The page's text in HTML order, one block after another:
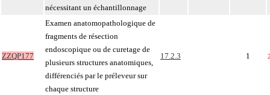
nécessitant un échantillonnage
ZZQP177
Examen anatomopathologique de
fragments de résection
endoscopique ou de curetage de
plusieurs structures anatomiques,
différenciés par le préleveur sur
chaque structure
17.2.3 1